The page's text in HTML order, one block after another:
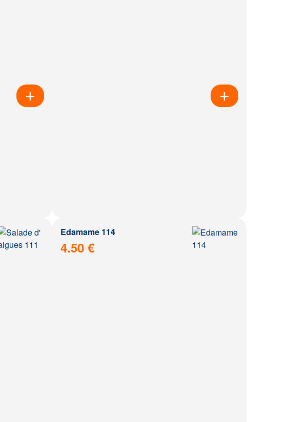
Edamame 114
4.50 €